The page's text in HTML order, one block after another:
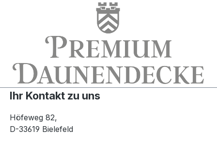
Ihr Kontakt zu uns
Höfeweg 82,
D-33619 Bielefeld